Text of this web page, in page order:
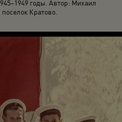
годы. Автор: Михаил
Кратово.